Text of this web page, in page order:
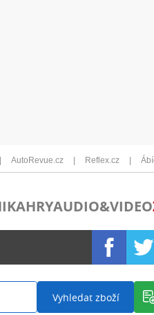
AutoRevue.cz Reflex.cz
HRYAUDIO&VIDEO
Vyhledat zboží